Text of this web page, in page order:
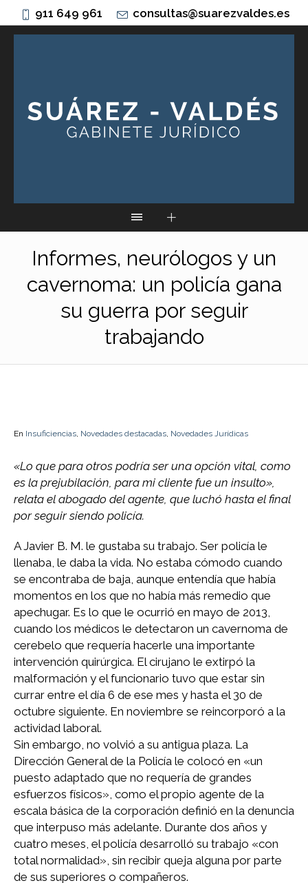
911 649 961 consultas@suarezvaldes.es
Informes, neurólogos y un
cavernoma: un policía gana
su guerra por seguir
trabajando
En Insuficiencias Novedades destacadas Novedades Jurídicas
«Lo que para otros podría ser una opción vital, como
es la prejubilación, para mi cliente fue un insulto»,
relata el abogado del agente, que luchó hasta el final
por seguir siendo policía.
A Javier B. M. le gustaba su trabajo. Ser policía le
llenaba, le daba la vida. No estaba cómodo cuando
se encontraba de baja, aunque entendía que había
momentos en los que no había más remedio que
apechugar. Es lo que le ocurrió en mayo de 2013,
cuando los médicos le detectaron un cavernoma de
cerebelo que requería hacerle una importante
intervención quirúrgica. El cirujano le extirpó la
malformación y el funcionario tuvo que estar sin
currar entre el día 6 de ese mes y hasta el 30 de
octubre siguiente. En noviembre se reincorporó a la
actividad laboral.
Sin embargo, no volvió a su antigua plaza. La
Dirección General de la Policía le colocó en «un
puesto adaptado que no requería de grandes
esfuerzos físicos», como el propio agente de la
escala básica de la corporación definió en la denuncia
que interpuso más adelante. Durante dos años y
cuatro meses, el policía desarrolló su trabajo «con
total normalidad», sin recibir queja alguna por parte
de sus superiores o compañeros.